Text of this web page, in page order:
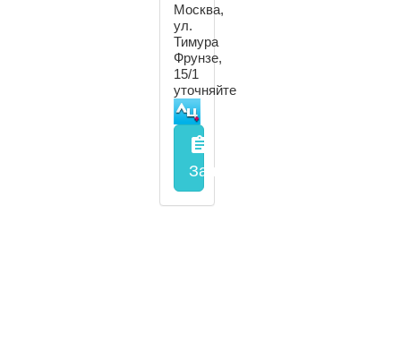
Москва,
ул.
Тимура
Фрунзе,
15/1
уточняйте
assignment
Запись на прием